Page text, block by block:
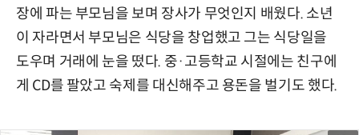
장에 파는 부모님을 보며 장사가 무엇인지 배웠다. 소년
이 자라면서 부모님은 식당을 창업했고 그는 식당일을
도우며 거래에 눈을 떴다. 중·고등학교 시절에는 친구에
게 CD를 팔았고 숙제를 대신해주고 용돈을 벌기도 했다.